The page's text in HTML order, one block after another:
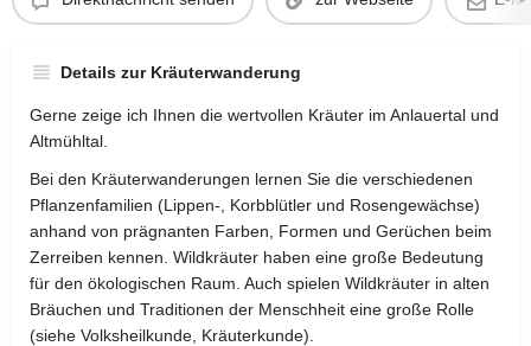
Details zur Kräuterwanderung
Gerne zeige ich Ihnen die wertvollen Kräuter im Anlauertal und
Altmühltal.
Bei den Kräuterwanderungen lernen Sie die verschiedenen
Pflanzenfamilien (Lippen-, Korbblütler und Rosengewächse)
anhand von prägnanten Farben, Formen und Gerüchen beim
Zerreiben kennen. Wildkräuter haben eine große Bedeutung
für den ökologischen Raum. Auch spielen Wildkräuter in alten
Bräuchen und Traditionen der Menschheit eine große Rolle
(siehe Volksheilkunde, Kräuterkunde).